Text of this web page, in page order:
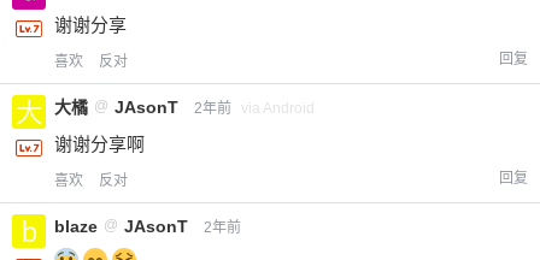
谢谢分享
喜欢 反对 回复
大橘 @ JAsonT 2年前 via Android
谢谢分享啊
喜欢 反对 回复
blaze @ JAsonT 2年前